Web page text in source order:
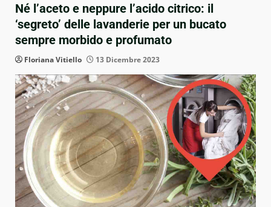
Né l’aceto e neppure l’acido citrico: il
‘segreto’ delle lavanderie per un bucato
sempre morbido e profumato
Floriana Vitiello 13 Dicembre 2023